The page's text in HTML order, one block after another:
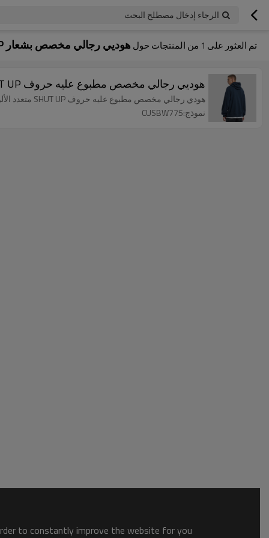
الرجاء إدخال مصطلح البحث
تم العثور على 1 من المنتجات حول هوديي رجالي مخصص بشعار SUT UP
هوديي رجالي مخصص مطبوع عليه حروف SUT UP | هودي فضفاض متعدد الألوان | هوديي زوجين أمريكيين غير رسميين
هودي رجالي مخصص مطبوع عليه حروف SHUT UP متعدد الألوان فضفاض هوديي أمريكي غير رسمي للزوجين مريح.
نموذج:CUSBW775
to constantly improve the website for you.